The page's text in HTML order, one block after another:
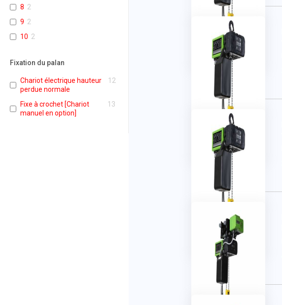
8 2
9 2
10 2
Fixation du palan
Chariot électrique hauteur
perdue normale
12
Fixe à crochet [Chariot
manuel en option]
13